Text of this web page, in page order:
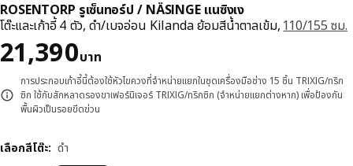
ROSENTORP รูเซ็นทอร์ป / NÄSINGE แนซิงเง
โต๊ะและเก้าอี้ 4 ตัว, ดำ/เบจอ่อน Kilanda ย้อมสีน้ำตาลเข้ม, 110/155 ซม.
21,390บาท
ราคา 21390บาท
การประกอบเก้าอี้นี้ต้องใช้หัวไขควงที่จำหน่ายแยกในชุดเครื่องมือช่าง 15 ชิ้น TRIXIG/ทริก
ซิก ใช้กับสักหลาดรองขาเฟอร์นิเจอร์ TRIXIG/ทริกซิก (จำหน่ายแยกต่างหาก) เพื่อป้องกัน
พื้นผิวเป็นรอยขีดข่วน
เลือกสีโต๊ะ: ดำ